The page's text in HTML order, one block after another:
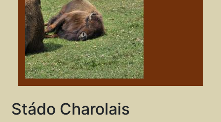
Stádo Charolais